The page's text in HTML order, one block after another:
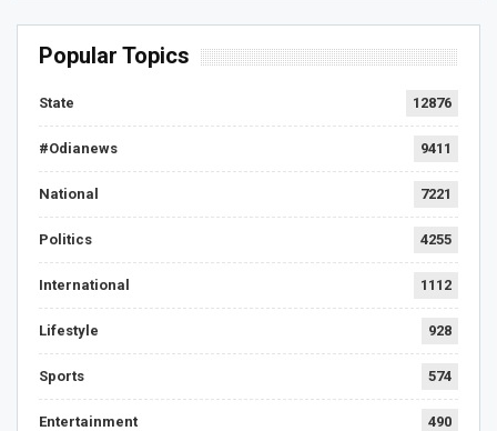
Popular Topics
State 12876
#Odianews 9411
National 7221
Politics 4255
International 1112
Lifestyle 928
Sports 574
Entertainment 490